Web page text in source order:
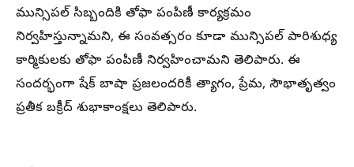
మున్సిపల్ సిబ్బందికి తోఫా పంపిణీ కార్యక్రమం
నిర్వహిస్తున్నామని, ఈ సంవత్సరం కూడా మున్సిపల్ పారిశుధ్య
కార్మికులకు తోఫా పంపిణీ నిర్వహించామని తెలిపారు. ఈ
సందర్భంగా షేక్ బాషా ప్రజలందరికీ త్యాగం, ప్రేమ, సౌభాతృత్వం
ప్రతీక బక్రీద్ శుభాకాంక్షలు తెలిపారు.